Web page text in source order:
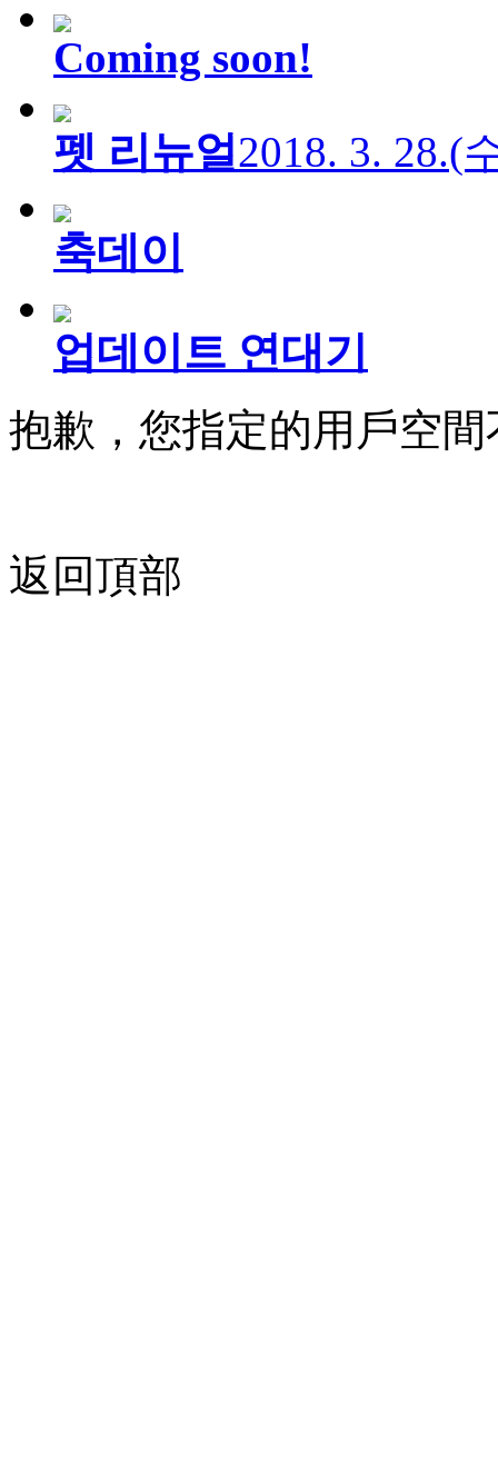
Coming soon!
펫 리뉴얼2018. 3. 28.(
축데이
업데이트 연대기
抱歉，您指定的用戶空間
返回頂部